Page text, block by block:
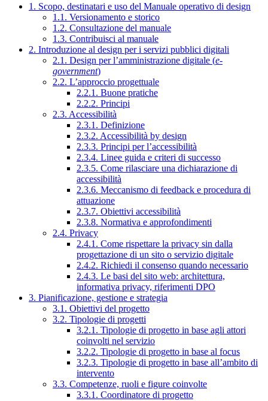
1. Scopo, destinatari e uso del Manuale operativo di design
1.1. Versionamento e storico
1.2. Consultazione del manuale
1.3. Contribuisci al manuale
2. Introduzione al design per i servizi pubblici digitali
2.1. Design per l’amministrazione digitale (e-
government)
2.2. L’approccio progettuale
2.2.1. Buone pratiche
2.2.2. Principi
2.3. Accessibilità
2.3.1. Definizione
2.3.2. Accessibilità by design
2.3.3. Principi per l’accessibilità
2.3.4. Linee guida e criteri di successo
2.3.5. Come rilasciare una dichiarazione di
accessibilità
2.3.6. Meccanismo di feedback e procedura di
attuazione
2.3.7. Obiettivi accessibilità
2.3.8. Normativa e approfondimenti
2.4. Privacy
2.4.1. Come rispettare la privacy sin dalla
progettazione di un sito o servizio digitale
2.4.2. Richiedi il consenso quando necessario
2.4.3. Le basi del sito web: architettura,
informativa privacy, riferimenti DPO
3. Pianificazione, gestione e strategia
3.1. Obiettivi del progetto
3.2. Tipologie di progetti
3.2.1. Tipologie di progetto in base agli attori
coinvolti nel servizio
3.2.2. Tipologie di progetto in base al focus
3.2.3. Tipologie di progetto in base all’ambito di
intervento
3.3. Competenze, ruoli e figure coinvolte
3.3.1. Coordinatore di progetto